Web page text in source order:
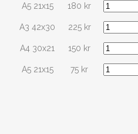
A5 21x15 180 kr
A3 42x30 225 kr
A4 30x21 150 kr
A5 21x15 75 kr